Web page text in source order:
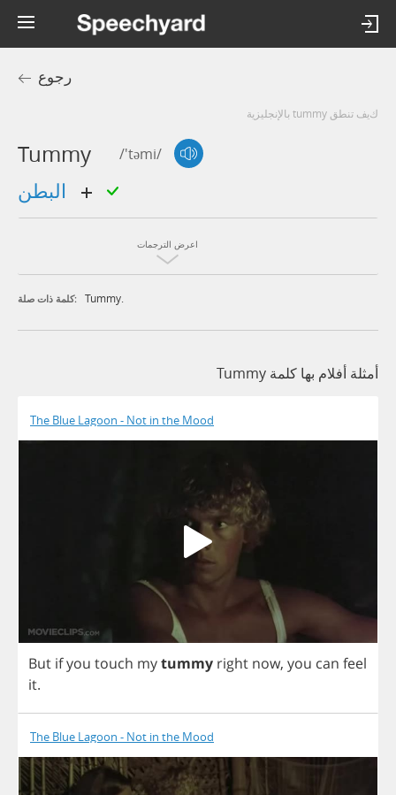
رجوع
كيف تنطق tummy بالإنجليزية
Tummy /'təmi/
اعرض الترجمات
كلمة ذات صلة: Tummy.
أمثلة أفلام بها كلمة Tummy
The Blue Lagoon - Not in the Mood
But ifyou touch mytummy right now, you can feel
it.
The Blue Lagoon - Not in the Mood